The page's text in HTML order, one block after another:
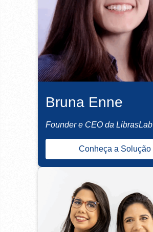
Bruna Enne
Founder e CEO da LibrasLab
Conheça a Solução